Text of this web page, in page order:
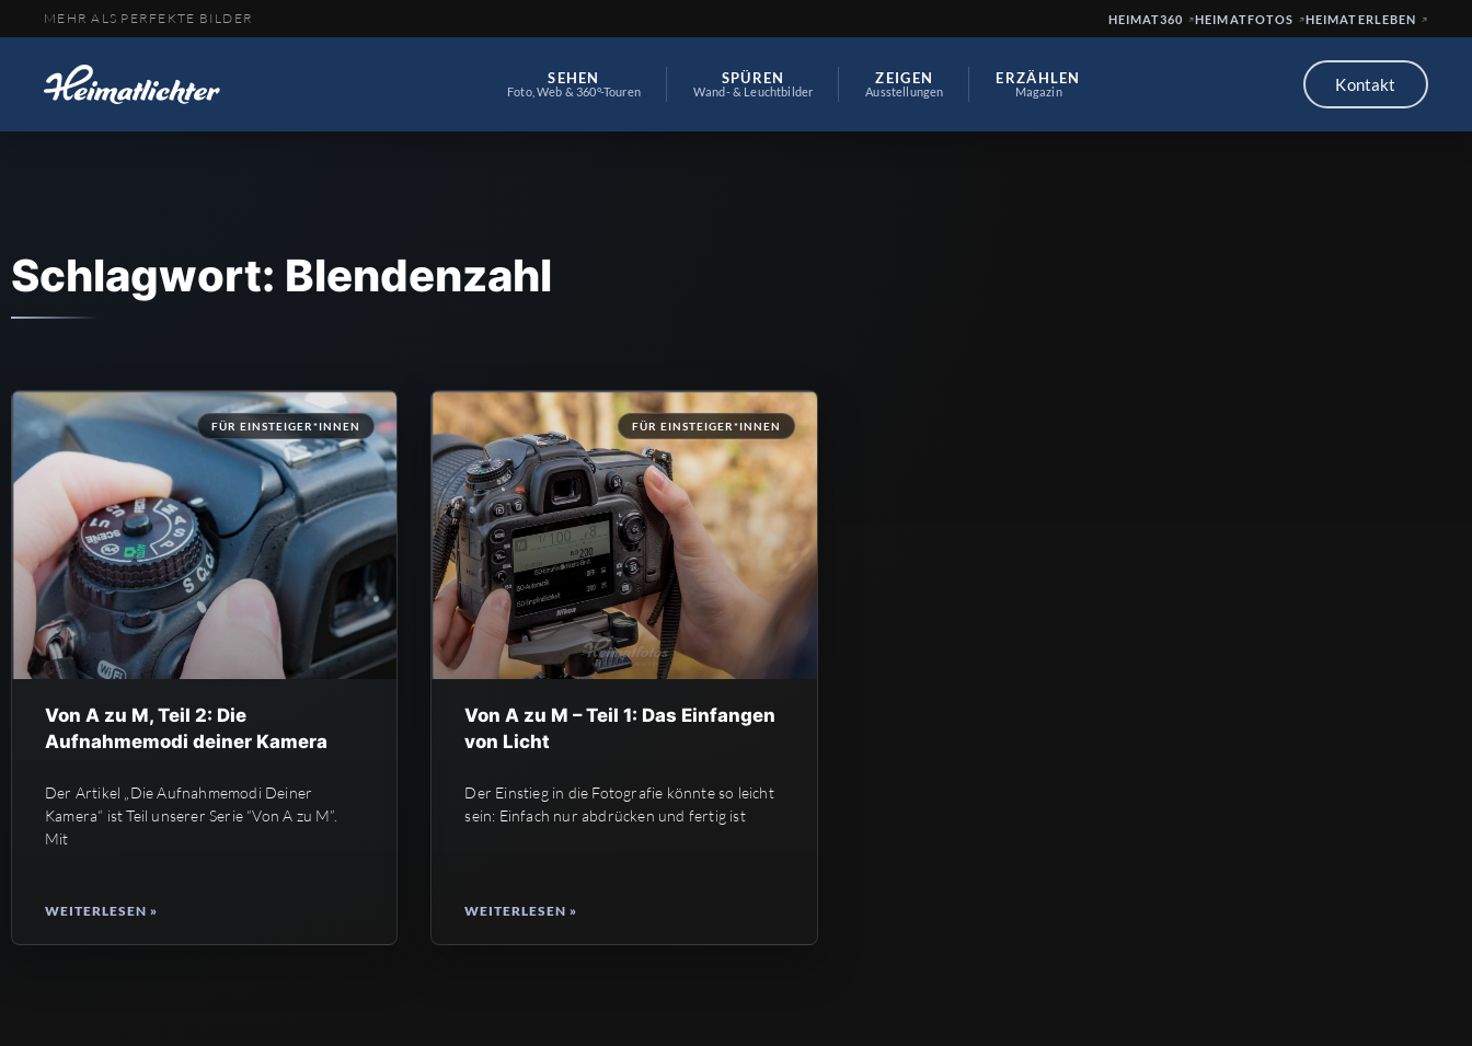
MEHR ALS PERFEKTE BILDER HEIMAT360 HEIMATFOTOS HEIMATERLEBEN
SEHEN
Foto, Web & 360°-Touren
SPÜREN
Wand- & Leuchtbilder
ZEIGEN
Ausstellungen
ERZÄHLEN
Magazin Kontakt
Schlagwort: Blendenzahl
FÜR EINSTEIGER*INNEN
Von A zu M, Teil 2: Die
Aufnahmemodi deiner Kamera
Der Artikel „Die Aufnahmemodi Deiner
Kamera“ ist Teil unserer Serie “Von A zu M”.
Mit
WEITERLESEN »
FÜR EINSTEIGER*INNEN
Von A zu M – Teil 1: Das Einfangen
von Licht
Der Einstieg in die Fotografie könnte so leicht
sein: Einfach nur abdrücken und fertig ist
WEITERLESEN »